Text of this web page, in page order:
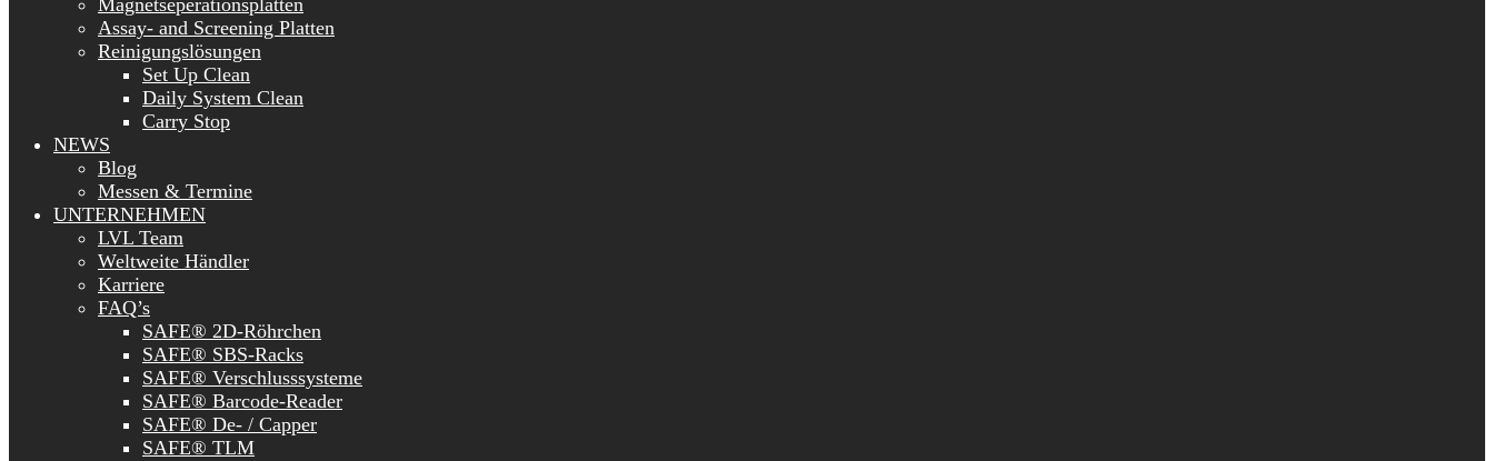
Magnetseperationsplatten
Assay- and Screening Platten
Reinigungslösungen
Set Up Clean
Daily System Clean
Carry Stop
NEWS
Blog
Messen & Termine
UNTERNEHMEN
LVL Team
Weltweite Händler
Karriere
FAQ’s
SAFE® 2D-Röhrchen
SAFE® SBS-Racks
SAFE® Verschlusssysteme
SAFE® Barcode-Reader
SAFE® De- / Capper
SAFE® TLM